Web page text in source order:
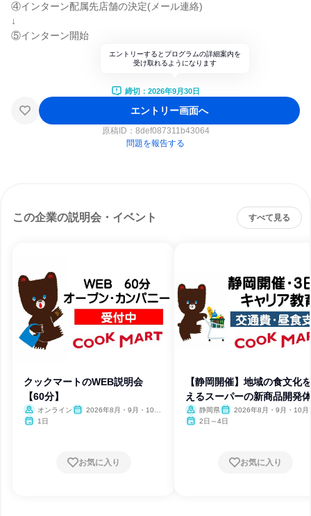
④インターン配属先店舗の決定(メール連絡)
↓
⑤インターン開始
エントリーするとプログラムの詳細案内を
受け取れるようになります
締切：2026年9月30日
エントリー画面へ
原稿ID： 8def087311b43064
問題を報告する
この企業の説明会・イベント すべて見る
クックマートのWEB説明会
【60分】
オンライン
2026年8月・9月・10
1日
お気に入り
【静岡開催】地域の食文化
えるスーパーの新商品開発
静岡県
2026年8月・9月・10月
月・12月
2日～4日
お気に入り